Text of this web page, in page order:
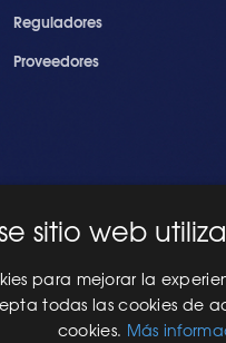
Reguladores
Proveedores
sitio web
para mejorar la
todas las cookies de
cookies. Más